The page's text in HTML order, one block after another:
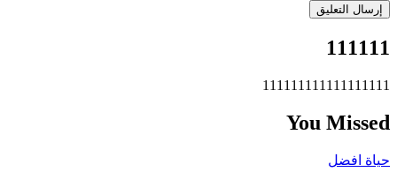
111111
111111111111111111
You Missed
حياة افضل